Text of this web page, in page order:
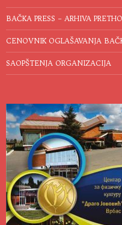
BAČKA PRESS – ARHIVA
CENOVNIK OGLAŠAVANJA
SAOPŠTENJA ORGANIZACIJA